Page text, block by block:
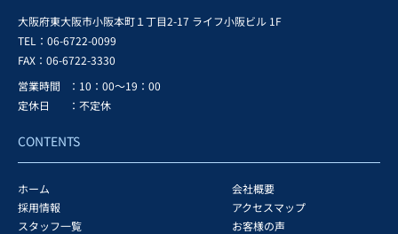
大阪府東大阪市小阪本町１丁目2-17 ライフ小阪ビル 1F
TEL：06-6722-0099
FAX： 06-6722-3330
営業時間
：10：00～19：00
定休日
：不定休
CONTENTS
ホーム
会社概要
採用情報
アクセスマップ
スタッフ一覧
お客様の声